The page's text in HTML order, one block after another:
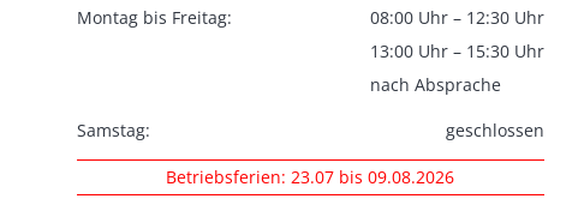
Montag bis Freitag:
08:00 Uhr – 12:30 Uhr
13:00 Uhr – 15:30 Uhr
nach Absprache
Samstag:
geschlossen
Betriebsferien: 23.07 bis 09.08.2026